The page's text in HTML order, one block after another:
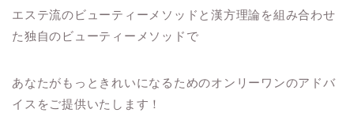
エステ流のビューティーメソッドと漢方理論を組み合わせ
た独自のビューティーメソッドで
あなたがもっときれいになるためのオンリーワンのアドバ
イスをご提供いたします！